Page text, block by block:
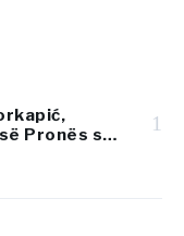
Pronës së
1